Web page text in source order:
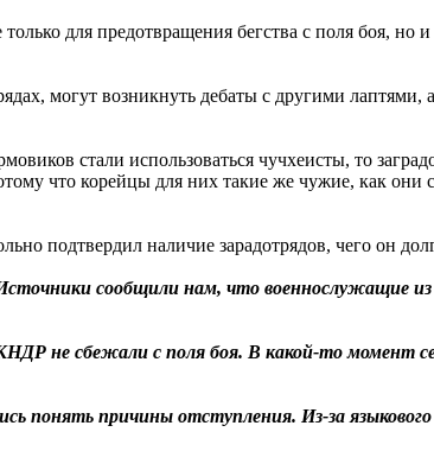
только для предотвращения бегства с поля боя, но
могут возникнуть дебаты с другими
стали использоваться чучхеисты, то
что корейцы для них такие же чужие, как
подтвердил наличие зарадотрядов, чего он
сообщили нам, что военнослужащие
не сбежали с поля боя. В какой-то момент
понять причины отступления. Из-за